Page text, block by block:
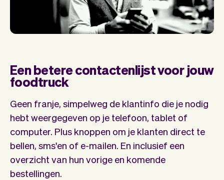
Een betere contactenlijst voor jouw
foodtruck
Geen franje, simpelweg de klantinfo die je nodig
hebt weergegeven op je telefoon, tablet of
computer. Plus knoppen om je klanten direct te
bellen, sms'en of e-mailen. En inclusief een
overzicht van hun vorige en komende
bestellingen.